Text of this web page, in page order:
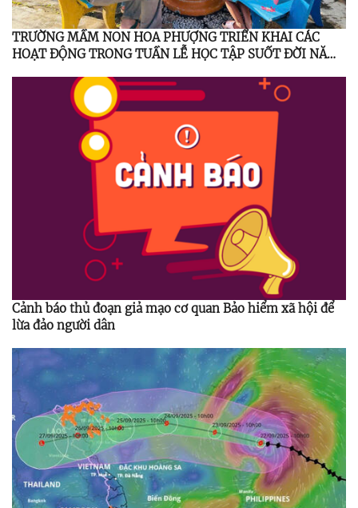
TRƯỜNG MẦM NON HOA PHƯỢNG TRIỂN KHAI CÁC
HOẠT ĐỘNG TRONG TUẦN LỄ HỌC TẬP SUỐT ĐỜI NĂM
Cảnh báo thủ đoạn giả mạo cơ quan Bảo hiểm xã hội để
lừa đảo người dân